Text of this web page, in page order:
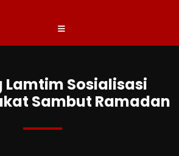
Lamtim Sosialisasi
Sambut Ramadan